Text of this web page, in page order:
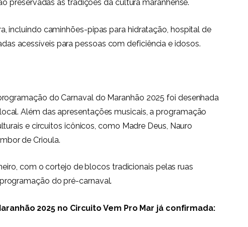
preservadas as tradições da cultura maranhense.
incluindo caminhões-pipas para hidratação, hospital de
acessíveis para pessoas com deficiência e idosos.
do Carnaval do Maranhão 2025 foi desenhada
Além das apresentações musicais, a programação
e circuitos icônicos, como Madre Deus, Nauro
de Crioula.
com o cortejo de blocos tradicionais pelas ruas
do pré-carnaval.
2025 no Circuito Vem Pro Mar já confirmada: